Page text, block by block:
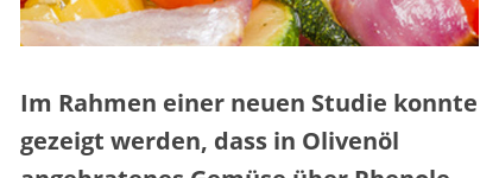
Im Rahmen einer neuen Studie konnte
gezeigt werden, dass in Olivenöl